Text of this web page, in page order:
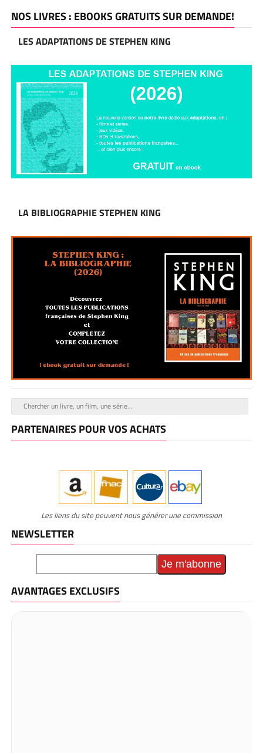
NOS LIVRES : EBOOKS GRATUITS SUR DEMANDE!
LES ADAPTATIONS DE STEPHEN KING
LA BIBLIOGRAPHIE STEPHEN KING
PARTENAIRES POUR VOS ACHATS
Les liens du site peuvent nous générer une commission
NEWSLETTER
AVANTAGES EXCLUSIFS